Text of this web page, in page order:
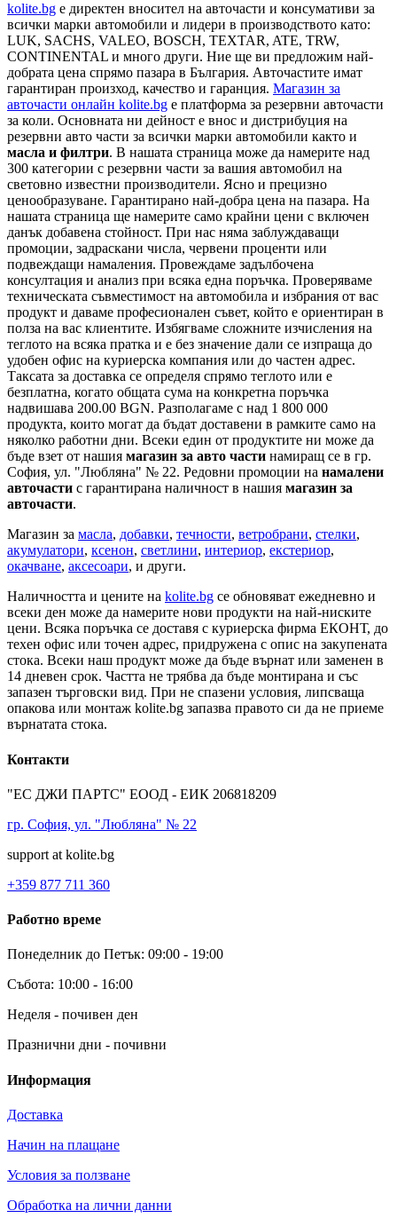
kolite.bg e директен вносител на авточасти и консумативи за
всички марки автомобили и лидери в производството като:
LUK, SACHS, VALEO, BOSCH, TEXTAR, ATE, TRW,
CONTINENTAL и много други. Ние ще ви предложим най-
добрата цена спрямо пазара в България. Авточастите имат
гарантиран произход, качество и гаранция. Магазин за
авточасти онлайн kolite.bg е платформа за резервни авточасти
за коли. Основната ни дейност е внос и дистрибуция на
резервни авто части за всички марки автомобили както и
масла и филтри. В нашата страница може да намерите над
300 категории с резервни части за вашия автомобил на
световно известни производители. Ясно и прецизно
ценообразуване. Гарантирано най-добра цена на пазара. На
нашата страница ще намерите само крайни цени с включен
данък добавена стойност. При нас няма заблуждаващи
промоции, задраскани числа, червени проценти или
подвеждащи намаления. Провеждаме задълбочена
консултация и анализ при всяка една поръчка. Проверяваме
техническата съвместимост на автомобила и избрания от вас
продукт и даваме професионален съвет, който е ориентиран в
полза на вас клиентите. Избягваме сложните изчисления на
теглото на всяка пратка и е без значение дали се изпраща до
удобен офис на куриерска компания или до частен адрес.
Таксата за доставка се определя спрямо теглото или е
безплатна, когато общата сума на конкретна поръчка
надвишава 200.00 BGN. Разполагаме с над 1 800 000
продукта, които могат да бъдат доставени в рамките само на
няколко работни дни. Всеки един от продуктите ни може да
бъде взет от нашия магазин за авто части намиращ се в гр.
София, ул. "Любляна" № 22. Редовни промоции на намалени
авточасти с гарантирана наличност в нашия магазин за
авточасти.
Магазин за масла, добавки, течности, ветробрани, стелки,
акумулатори, ксенон, светлини, интериор, екстериор,
окачване, аксесоари, и други.
Наличността и цените на kolite.bg се обновяват ежедневно и
всеки ден може да намерите нови продукти на най-ниските
цени. Всяка поръчка се доставя с куриерска фирма ЕКОНТ, до
техен офис или точен адрес, придружена с опис на закупената
стока. Всеки наш продукт може да бъде върнат или заменен в
14 дневен срок. Частта не трябва да бъде монтирана и със
запазен търговски вид. При не спазени условия, липсваща
опакова или монтаж kolite.bg запазва правото си да не приеме
върнатата стока.
Контакти
"ЕС ДЖИ ПАРТС" ЕООД - ЕИК 206818209
гр. София, ул. "Любляна" № 22
support at kolite.bg
+359 877 711 360
Работно време
Понеделник до Петък: 09:00 - 19:00
Събота: 10:00 - 16:00
Неделя - почивен ден
Празнични дни - почивни
Информация
Доставка
Начин на плащане
Условия за ползване
Обработка на лични данни